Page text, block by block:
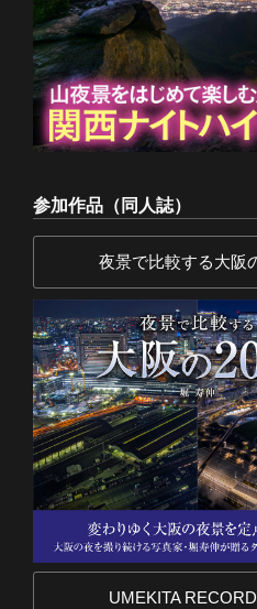
参加作品（同人誌）
夜景で比較する大阪
UMEKITA